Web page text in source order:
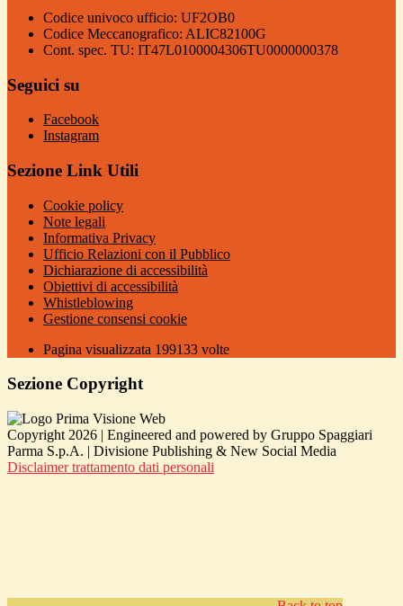
Codice univoco ufficio: UF2OB0
Codice Meccanografico: ALIC82100G
Cont. spec. TU: IT47L0100004306TU0000000378
Seguici su
Facebook
Instagram
Sezione Link Utili
Cookie policy
Note legali
Informativa Privacy
Ufficio Relazioni con il Pubblico
Dichiarazione di accessibilità
Obiettivi di accessibilità
Whistleblowing
Gestione consensi cookie
Pagina visualizzata 199133 volte
Sezione Copyright
Copyright 2026 | Engineered and powered by Gruppo Spaggiari
Parma S.p.A. | Divisione Publishing & New Social Media
Disclaimer trattamento dati personali